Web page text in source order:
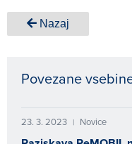
Nazaj
Povezane
23. 3. 2023 | Novice